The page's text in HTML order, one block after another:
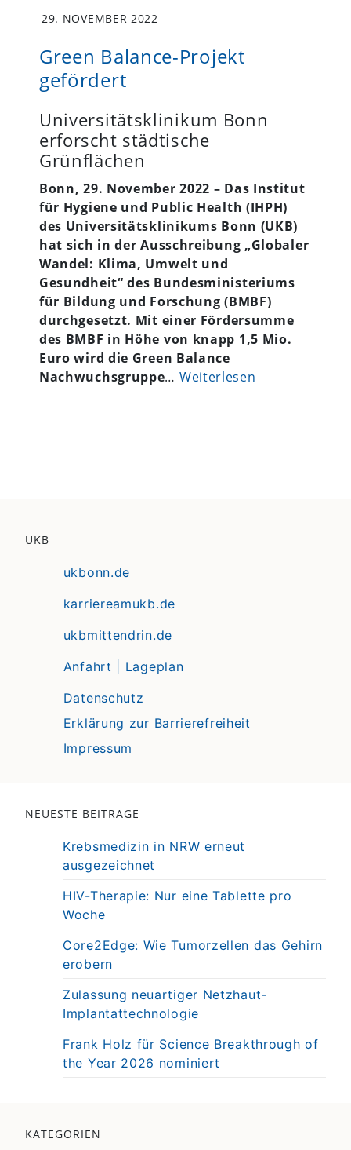
29. NOVEMBER 2022
Green Balance-Projekt
gefördert
Universitätsklinikum Bonn
erforscht städtische
Grünflächen
Bonn, 29. November 2022 – Das Institut
für Hygiene und Public Health (IHPH)
des Universitätsklinikums Bonn (UKB)
hat sich in der Ausschreibung „Globaler
Wandel: Klima, Umwelt und
Gesundheit“ des Bundesministeriums
für Bildung und Forschung (BMBF)
durchgesetzt. Mit einer Fördersumme
des BMBF in Höhe von knapp 1,5 Mio.
Euro wird die Green Balance
Nachwuchsgruppe… Weiterlesen
UKB
ukbonn.de
karriereamukb.de
ukbmittendrin.de
Anfahrt | Lageplan
Datenschutz
Erklärung zur Barrierefreiheit
Impressum
NEUESTE BEITRÄGE
Krebsmedizin in NRW erneut
ausgezeichnet
HIV-Therapie: Nur eine Tablette pro
Woche
Core2Edge: Wie Tumorzellen das Gehirn
erobern
Zulassung neuartiger Netzhaut-
Implantattechnologie
Frank Holz für Science Breakthrough of
the Year 2026 nominiert
KATEGORIEN